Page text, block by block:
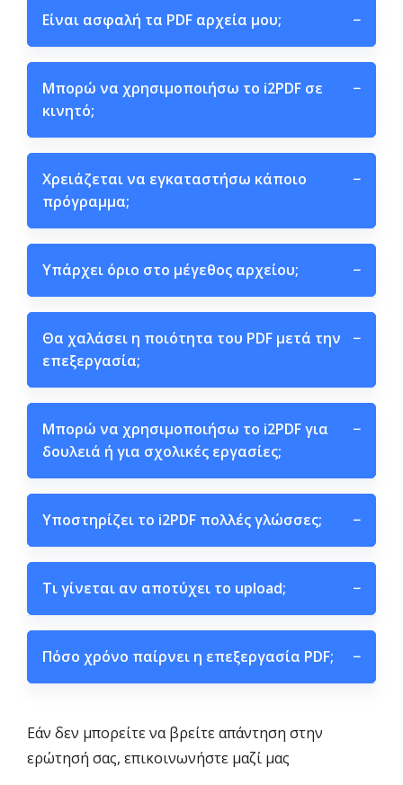
Είναι ασφαλή τα PDF αρχεία μου; −
Μπορώ να χρησιμοποιήσω το i2PDF σε
κινητό;
−
Χρειάζεται να εγκαταστήσω κάποιο
πρόγραμμα;
−
Υπάρχει όριο στο μέγεθος αρχείου; −
Θα χαλάσει η ποιότητα του PDF μετά την
επεξεργασία;
−
Μπορώ να χρησιμοποιήσω το i2PDF για
δουλειά ή για σχολικές εργασίες;
−
Υποστηρίζει το i2PDF πολλές γλώσσες; −
Τι γίνεται αν αποτύχει το upload; −
Πόσο χρόνο παίρνει η επεξεργασία PDF; −
Εάν δεν μπορείτε να βρείτε απάντηση στην
ερώτησή σας, επικοινωνήστε μαζί μας